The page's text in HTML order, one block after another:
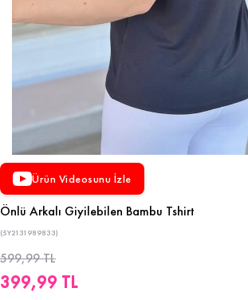
Ürün Videosunu İzle
Önlü Arkalı Giyilebilen Bambu Tshirt
(5Y2131989833)
599,99 TL
399,99 TL